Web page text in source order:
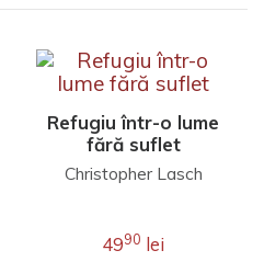
Refugiu într-o lume
fără suflet
Christopher Lasch
4990 lei